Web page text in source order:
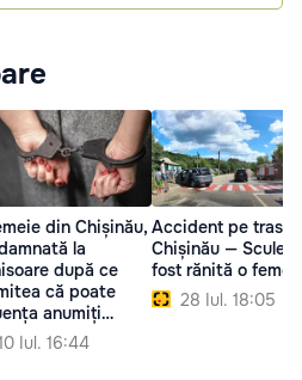
din Chișinău,
la
după ce
că poate
anumiți
Iul. 16:44
Accident pe
Chișinău —
fost rănită o
28 Iul. 18:05